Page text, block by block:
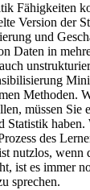
Fähigkeiten
Version der
und
Daten in
Methoden.
müssen Sie
Statistik haben.
des
nutzlos, wenn
ist es immer
sprechen.